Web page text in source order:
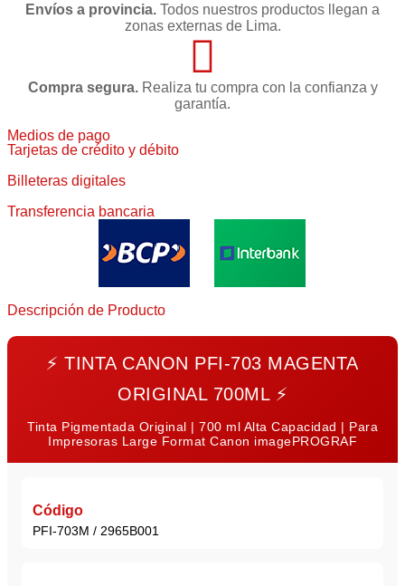
Envíos a provincia. Todos nuestros productos llegan a
zonas externas de Lima.
Compra segura.Realiza tu compra con la confianza y
garantía.
Medios de pago
Tarjetas de crédito y débito
Billeteras digitales
Transferencia bancaria
Descripción de Producto
⚡TINTA CANON PFI-703 MAGENTA
ORIGINAL 700ML⚡
Tinta Pigmentada Original | 700 ml Alta Capacidad | Para
Impresoras Large Format Canon imagePROGRAF
Código
PFI-703M / 2965B001